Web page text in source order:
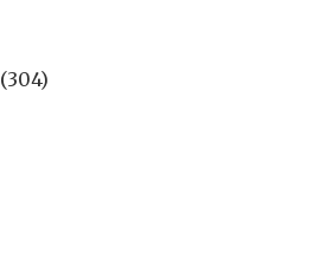
(304)